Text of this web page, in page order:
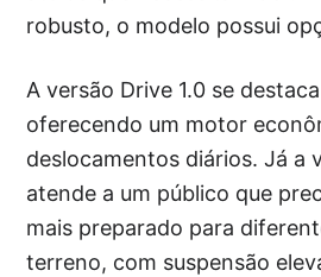
robusto, o modelo possui
A versão Drive 1.0 se
oferecendo um motor
deslocamentos diários. Já a
atende a um público que
mais preparado para
terreno, com suspensão